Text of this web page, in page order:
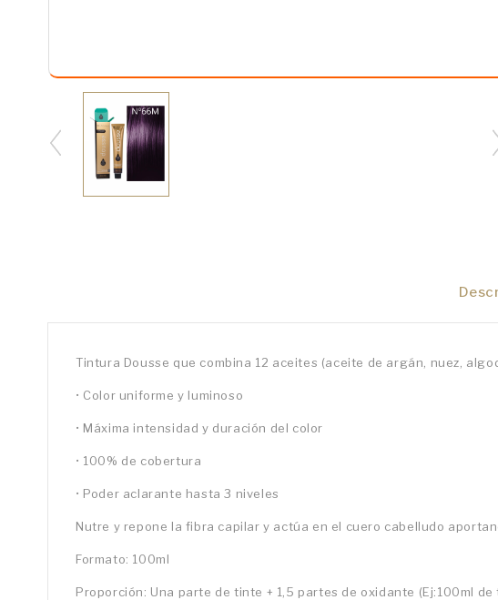
Tintura Dousse que combina 12 aceites (aceite de argán, nuez,
• Color uniforme y luminoso
• Máxima intensidad y duración del color
• 100% de cobertura
• Poder aclarante hasta 3 niveles
Nutre y repone la fibra capilar y actúa en el cuero cabelludo
Formato: 100ml
Proporción: Una parte de tinte + 1,5 partes de oxidante (Ej:100ml